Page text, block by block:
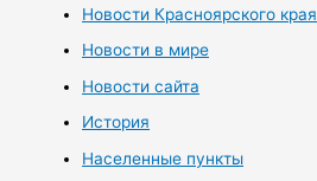
Новости Красноярского края
Новости в мире
Новости сайта
История
Населенные пункты